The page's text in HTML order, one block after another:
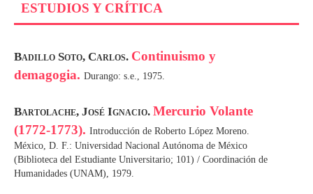
ESTUDIOS Y CRÍTICA
Badillo Soto, Carlos. Continuismo y
demagogia. Durango: s.e., 1975.
Bartolache, José Ignacio. Mercurio Volante
(1772-1773). Introducción de Roberto López Moreno.
México, D. F.: Universidad Nacional Autónoma de México
(Biblioteca del Estudiante Universitario; 101) / Coordinación de
Humanidades (UNAM), 1979.